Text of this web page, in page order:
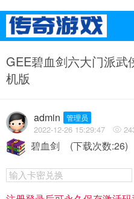
GEE碧血剑六大门派
机版
admin 管理员
2022-12-26 15:29:47 
碧血剑 (下载次数:26)